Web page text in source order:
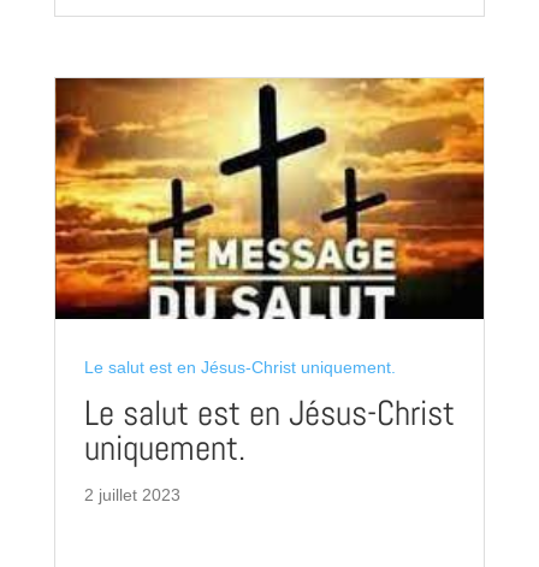
Le salut est en Jésus-Christ uniquement.
Le salut est en Jésus-Christ
uniquement.
2 juillet 2023